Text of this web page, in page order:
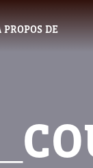
PROPOS DE